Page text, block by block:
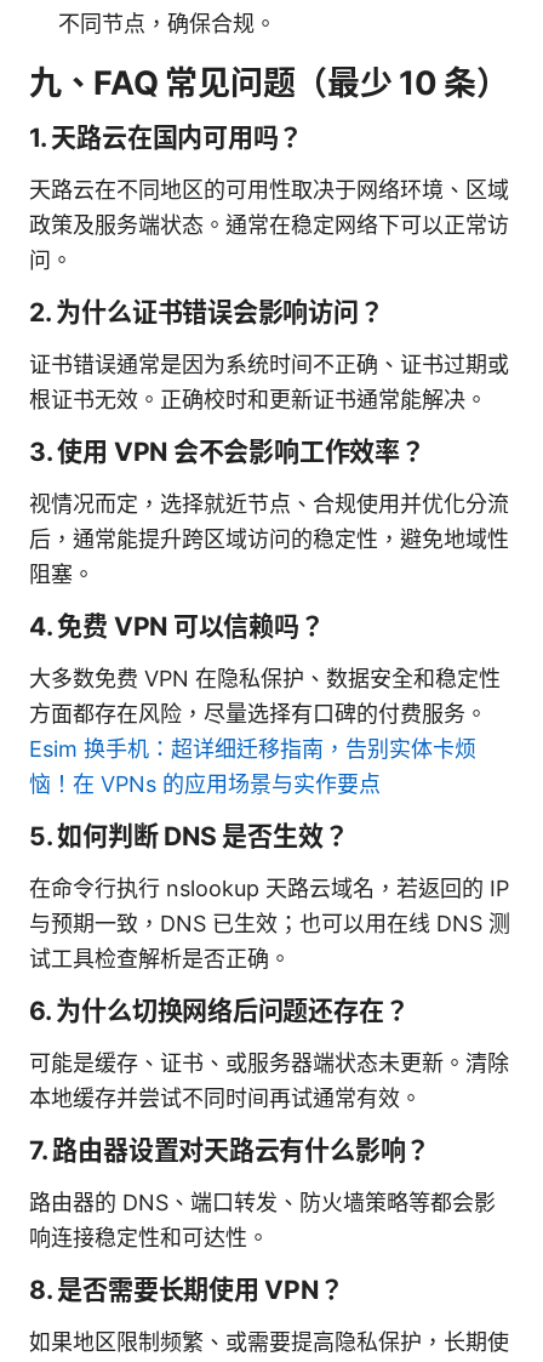
不同节点，确保合规。
九、FAQ 常见问题（最少 10 条）
1. 天路云在国内可用吗？
天路云在不同地区的可用性取决于网络环境、区域
政策及服务端状态。通常在稳定网络下可以正常访
问。
2. 为什么证书错误会影响访问？
证书错误通常是因为系统时间不正确、证书过期或
根证书无效。正确校时和更新证书通常能解决。
3. 使用 VPN 会不会影响工作效率？
视情况而定，选择就近节点、合规使用并优化分流
后，通常能提升跨区域访问的稳定性，避免地域性
阻塞。
4. 免费 VPN 可以信赖吗？
大多数免费 VPN 在隐私保护、数据安全和稳定性
方面都存在风险，尽量选择有口碑的付费服务。
Esim 换手机：超详细迁移指南，告别实体卡烦
恼！在 VPNs 的应用场景与实作要点
5. 如何判断 DNS 是否生效？
在命令行执行 nslookup 天路云域名，若返回的 IP
与预期一致，DNS 已生效；也可以用在线 DNS 测
试工具检查解析是否正确。
6. 为什么切换网络后问题还存在？
可能是缓存、证书、或服务器端状态未更新。清除
本地缓存并尝试不同时间再试通常有效。
7. 路由器设置对天路云有什么影响？
路由器的 DNS、端口转发、防火墙策略等都会影
响连接稳定性和可达性。
8. 是否需要长期使用 VPN？
如果地区限制频繁、或需要提高隐私保护，长期使